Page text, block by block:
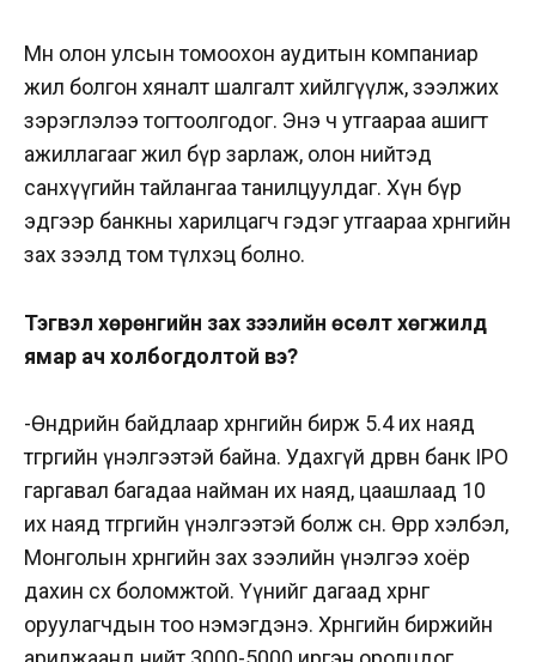
Мөн олон улсын томоохон аудитын компаниар
жил болгон хяналт шалгалт хийлгүүлж, зээлжих
зэрэглэлээ тогтоолгодог. Энэ ч утгаараа ашигт
ажиллагааг жил бүр зарлаж, олон нийтэд
санхүүгийн тайлангаа танилцуулдаг. Хүн бүр
эдгээр банкны харилцагч гэдэг утгаараа хөрөнгийн
зах зээлд том түлхэц болно.
Тэгвэл хөрөнгийн зах зээлийн өсөлт хөгжилд
ямар ач холбогдолтой вэ?
-Өнөөдрийн байдлаар хөрөнгийн бирж 5.4 их наяд
төгрөгийн үнэлгээтэй байна. Удахгүй дөрвөн банк IPO
гаргавал багадаа найман их наяд, цаашлаад 10
их наяд төгрөгийн үнэлгээтэй болж өснө. Өөрөөр хэлбэл,
Монголын хөрөнгийн зах зээлийн үнэлгээ хоёр
дахин өсөх боломжтой. Үүнийг дагаад хөрөнгө
оруулагчдын тоо нэмэгдэнэ. Хөрөнгийн биржийн